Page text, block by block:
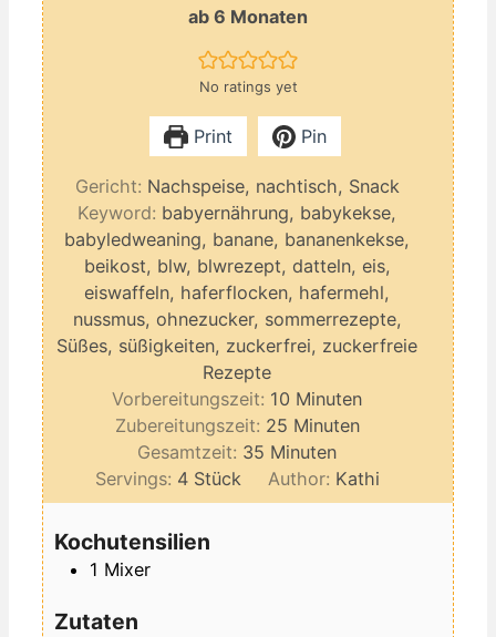
ab 6 Monaten
No ratings yet
Print Pin
Gericht: Nachspeise, nachtisch, Snack
Keyword: babyernährung, babykekse,
babyledweaning, banane, bananenkekse,
beikost, blw, blwrezept, datteln, eis,
eiswaffeln, haferflocken, hafermehl,
nussmus, ohnezucker, sommerrezepte,
Süßes, süßigkeiten, zuckerfrei, zuckerfreie
Rezepte
Vorbereitungszeit: 10 Minuten
Minuten
Zubereitungszeit: 25Minuten
Minuten
Gesamtzeit: 35 Minuten
Minuten
Servings: 4 Stück Author: Kathi
Kochutensilien
1 Mixer
Zutaten